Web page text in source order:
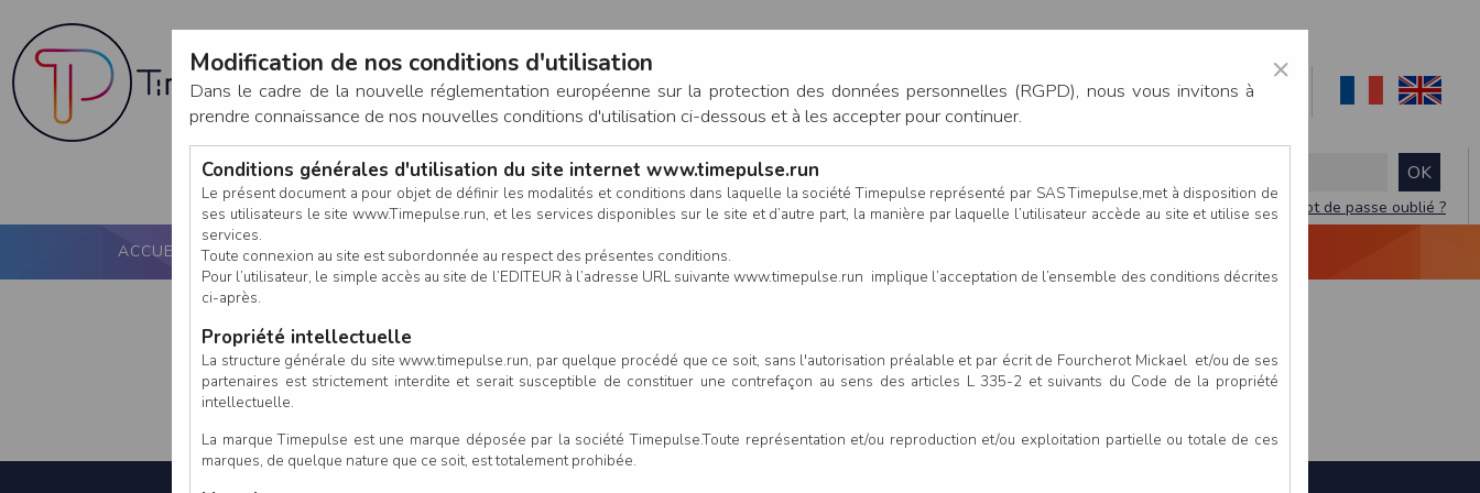
CONNEXION
Mot de passe oublié ?
ACCUEIL PUCE ACTIVE NOS SERVICES CALENDRIER RÉSULTATS
×
Modification de nos conditions d'utilisation
Dans le cadre de la nouvelle réglementation européenne sur la protection des données personnelles (RGPD), nous vous invitons à
prendre connaissance de nos nouvelles conditions d'utilisation ci-dessous et à les accepter pour continuer.
Conditions générales d'utilisation du site internet www.timepulse.run
Le présent document a pour objet de définir les modalités et conditions dans laquelle la société Timepulse représenté par SAS Timepulse,met à disposition de
ses utilisateurs le site www.Timepulse.run, et les services disponibles sur le site et d’autre part, la manière par laquelle l’utilisateur accède au site et utilise ses
services.
Toute connexion au site est subordonnée au respect des présentes conditions.
Pour l’utilisateur, le simple accès au site de l’EDITEUR à l’adresse URL suivante www.timepulse.run implique l’acceptation de l’ensemble des conditions décrites
ci-après.
Propriété intellectuelle
La structure générale du site www.timepulse.run, par quelque procédé que ce soit, sans l'autorisation préalable et par écrit de Fourcherot Mickael et/ou de ses
partenaires est strictement interdite et serait susceptible de constituer une contrefaçon au sens des articles L 335-2 et suivants du Code de la propriété
intellectuelle.
La marque Timepulse est une marque déposée par la société Timepulse.Toute représentation et/ou reproduction et/ou exploitation partielle ou totale de ces
marques, de quelque nature que ce soit, est totalement prohibée.